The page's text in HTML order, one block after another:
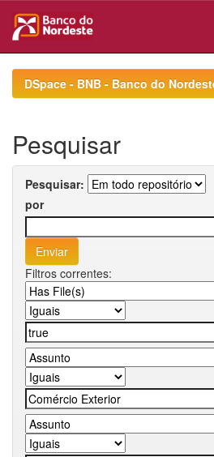
navigationDSpace - BNB - Banco do
Pesquisar
Pesquisar:
por
Filtros correntes: